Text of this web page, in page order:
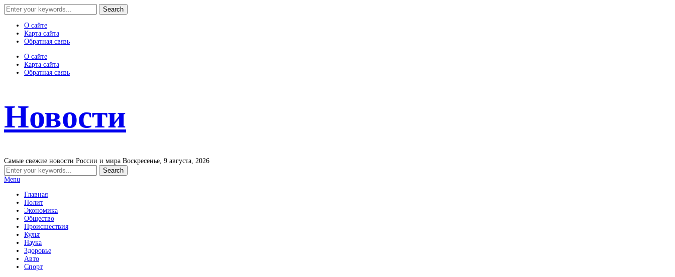
О сайте
Карта сайта
Обратная связь
О сайте
Карта сайта
Обратная связь
Новости
Самые свежие новости России и мира Воскресенье, 9 августа, 2026
Menu
Главная
Полит
Экономика
Общество
Происшествия
Культ
Наука
Здоровье
Авто
Спорт